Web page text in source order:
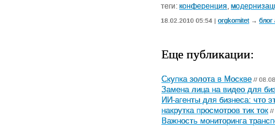
теги: конференция
18.02.2010 05:54 | orgkomitet → блог
Еще публикации:
Скупка золота в Москве //
Замена лица на видео для
ИИ-агенты для бизнеса: что
накрутка просмотров тик ток //
Важность мониторинга